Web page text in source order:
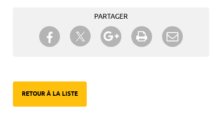
PARTAGER
Partager sur Facebook
Partager sur TwitterPartager sur Google+
Imprimer
RETOUR À LA LISTE